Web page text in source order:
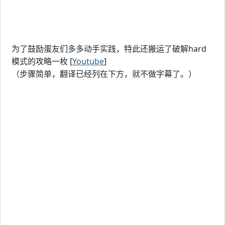
为了鼓励蛋友们多多动手实践，特此还搬运了破解hard
模式的攻略一枚 [Youtube]
（步骤简单，翻译已经列在下方，就不做字幕了。）